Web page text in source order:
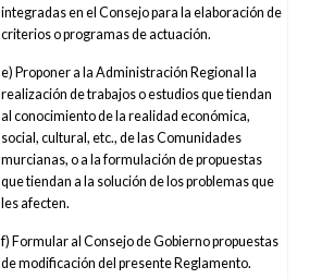
integradas en el Consejo para la elaboración de
criterios o programas de actuación.
e) Proponer a la Administración Regional la
realización de trabajos o estudios que tiendan
al conocimiento de la realidad económica,
social, cultural, etc., de las Comunidades
murcianas, o a la formulación de propuestas
que tiendan a la solución de los problemas que
les afecten.
f) Formular al Consejo de Gobierno propuestas
de modificación del presente Reglamento.